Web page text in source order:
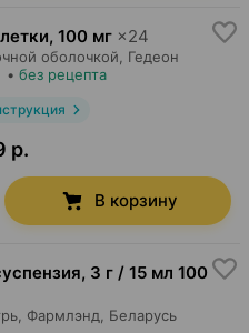
, 100 мг ×24
оболочкой,
Гедеон
• без рецепта
р.
В корзину
, 3 г / 15 мл 100
Фармлэнд , Беларусь